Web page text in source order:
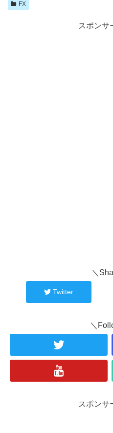
FX
スポンサ
＼
Twitter
＼
スポンサ